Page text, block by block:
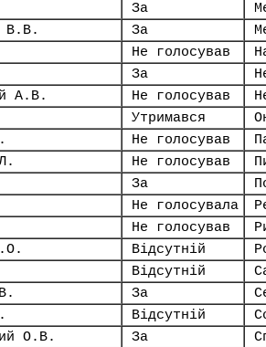
За
В.В.
За
Не голосував
За
А.В.
Не голосував
Утримався
Не голосував
Не голосував
За
Не голосувала
Не голосував
Відсутній
Відсутній
За
Відсутній
О.В.
За